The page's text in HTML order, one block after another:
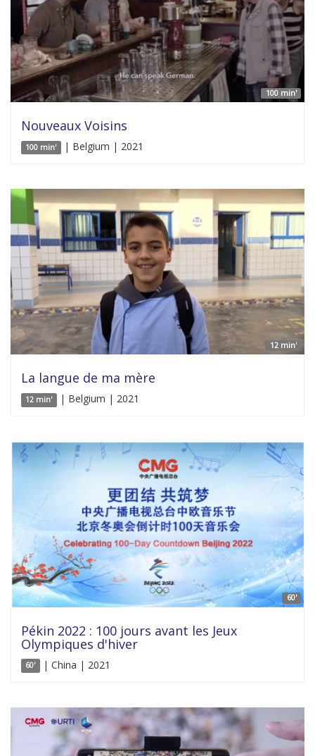
100 min'
Nouveaux Voisins
100 min' | Belgium | 2021
12 min'
La langue de ma mère
12 min' | Belgium | 2021
60'
Pékin 2022 : 100 jours avant les Jeux
Olympiques d'hiver
60' | China | 2021